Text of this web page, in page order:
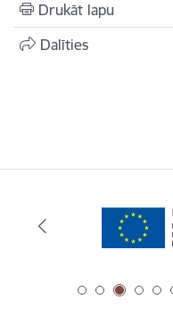
Drukāt lapu
Dalīties